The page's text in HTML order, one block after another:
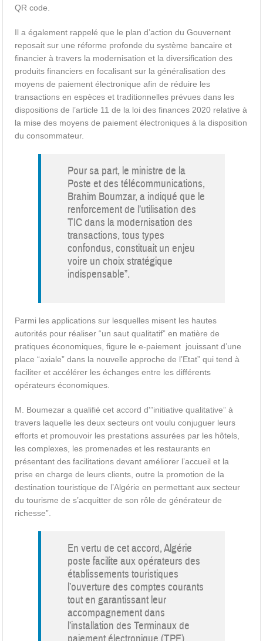
QR code.
Il a également rappelé que le plan d’action du Gouvernent
reposait sur une réforme profonde du système bancaire et
financier à travers la modernisation et la diversification des
produits financiers en focalisant sur la généralisation des
moyens de paiement électronique afin de réduire les
transactions en espèces et traditionnelles prévues dans les
dispositions de l’article 11 de la loi des finances 2020 relative à
la mise des moyens de paiement électroniques à la disposition
du consommateur.
Pour sa part, le ministre de la
Poste et des télécommunications,
Brahim Boumzar, a indiqué que le
renforcement de l’utilisation des
TIC dans la modernisation des
transactions, tous types
confondus, constituait un enjeu
voire un choix stratégique
indispensable”.
Parmi les applications sur lesquelles misent les hautes
autorités pour réaliser “un saut qualitatif” en matière de
pratiques économiques, figure le e-paiement jouissant d’une
place “axiale” dans la nouvelle approche de l’Etat” qui tend à
faciliter et accélérer les échanges entre les différents
opérateurs économiques.
M. Boumezar a qualifié cet accord d'”initiative qualitative” à
travers laquelle les deux secteurs ont voulu conjuguer leurs
efforts et promouvoir les prestations assurées par les hôtels,
les complexes, les promenades et les restaurants en
présentant des facilitations devant améliorer l’accueil et la
prise en charge de leurs clients, outre la promotion de la
destination touristique de l’Algérie en permettant aux secteur
du tourisme de s’acquitter de son rôle de générateur de
richesse”.
En vertu de cet accord, Algérie
poste facilite aux opérateurs des
établissements touristiques
l’ouverture des comptes courants
tout en garantissant leur
accompagnement dans
l’installation des Terminaux de